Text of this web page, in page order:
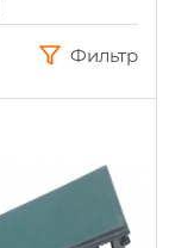
Фильтр